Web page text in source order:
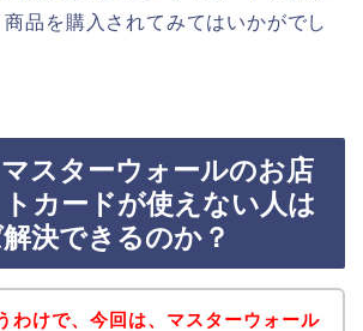
品を購入されてみてはいかがでし
マスターウォールのお店
カードが使えない人は
決できるのか？
わけで、今回は、マスターウォール